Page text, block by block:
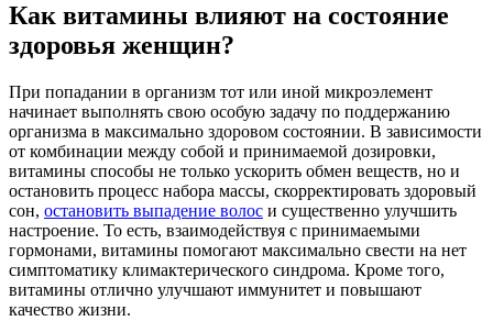
Как витамины влияют на состояние
здоровья женщин?
При попадании в организм тот или иной микроэлемент
начинает выполнять свою особую задачу по поддержанию
организма в максимально здоровом состоянии. В зависимости
от комбинации между собой и принимаемой дозировки,
витамины способы не только ускорить обмен веществ, но и
остановить процесс набора массы, скорректировать здоровый
сон, остановить выпадение волос и существенно улучшить
настроение. То есть, взаимодействуя с принимаемыми
гормонами, витамины помогают максимально свести на нет
симптоматику климактерического синдрома. Кроме того,
витамины отлично улучшают иммунитет и повышают
качество жизни.